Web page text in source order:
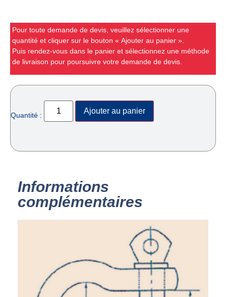
Pour toute demande de devis, veuillez sélectionner une
quantité et cliquer sur le bouton « Ajouter au panier ».
Puis rendez-vous dans le panier et sélectionnez une méthode
de livraison pour poursuivre votre demande de devis.
Quantité : Ajouter au panier
Informations
complémentaires